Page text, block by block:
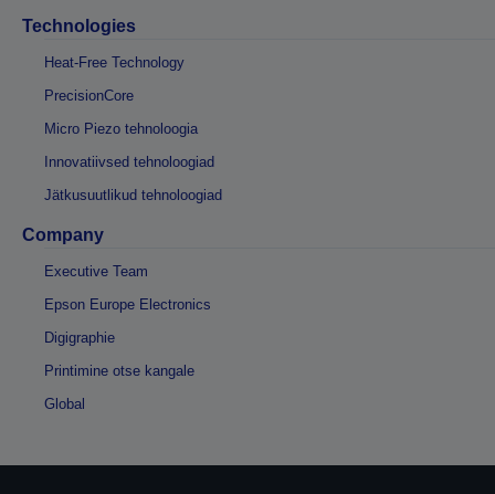
Technologies
Heat-Free Technology
PrecisionCore
Micro Piezo tehnoloogia
Innovatiivsed tehnoloogiad
Jätkusuutlikud tehnoloogiad
Company
Executive Team
Epson Europe Electronics
Digigraphie
Printimine otse kangale
Global